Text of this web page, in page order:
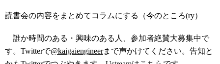
読書会の内容をまとめてコラムにする（今のところ(ry）
誰か時間のある・興味のある人、参加者絶賛大募集中で
す。Twitterで@kaigaiengineerまで声かけてください。告知と